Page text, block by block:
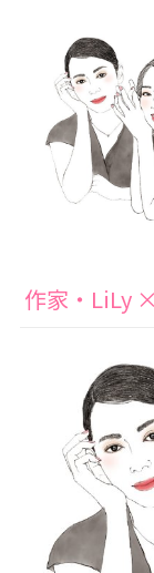
作家・LiLy